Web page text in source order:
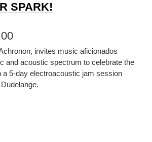
SPARK!
invites music aficionados
and acoustic spectrum to celebrate the
a 5-day electroacoustic jam session